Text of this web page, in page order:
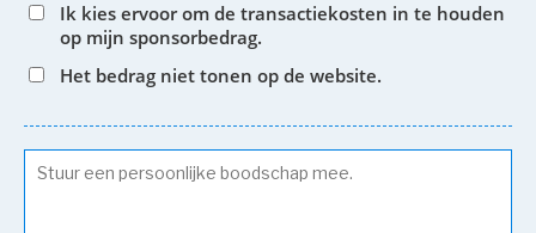
Ik kies ervoor om de transactiekosten in te houden
op mijn sponsorbedrag.
Het bedrag niet tonen op de website.